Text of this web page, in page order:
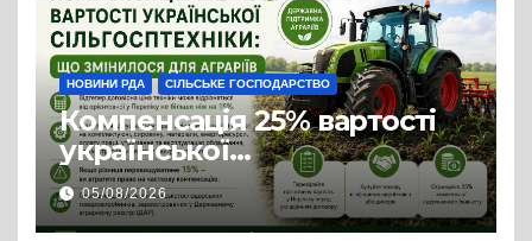
НОВИНИ РДА СІЛЬСЬКЕ ГОСПОДАРСТВО
Компенсація 25% вартості
української
сільгосптехніки: що
змінилося для аграріїв
05/08/2026